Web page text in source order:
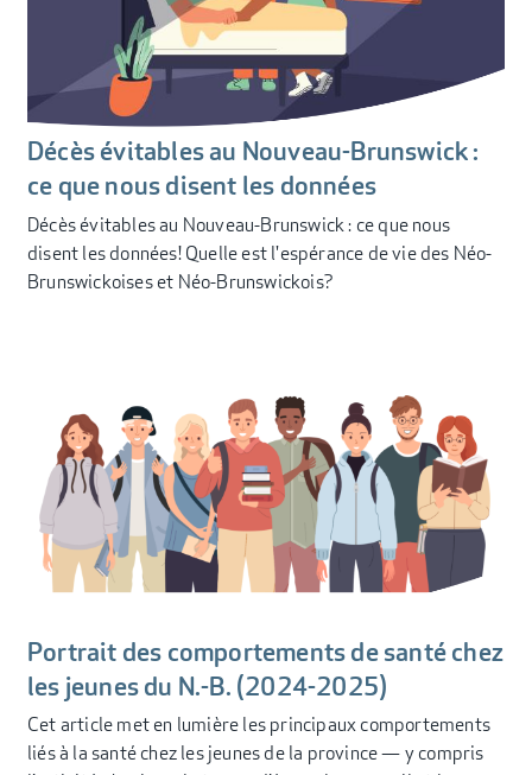
Décès évitables au Nouveau-Brunswick :
ce que nous disent les données
Décès évitables au Nouveau-Brunswick : ce que nous
disent les données! Quelle est l'espérance de vie des Néo-
Brunswickoises et Néo-Brunswickois?
Portrait des comportements de santé chez
les jeunes du N.-B. (2024-2025)
Cet article met en lumière les principaux comportements
liés à la santé chez les jeunes de la province — y compris